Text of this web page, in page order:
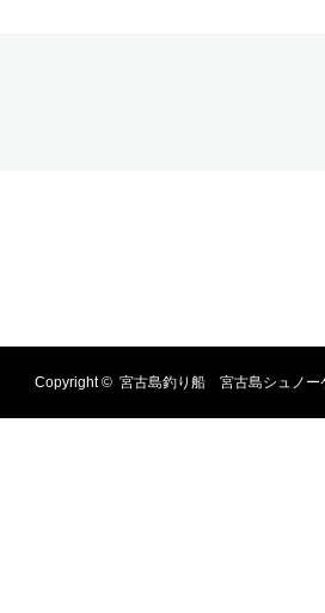
Copyright © 宮古島釣り船 宮古島シュノー